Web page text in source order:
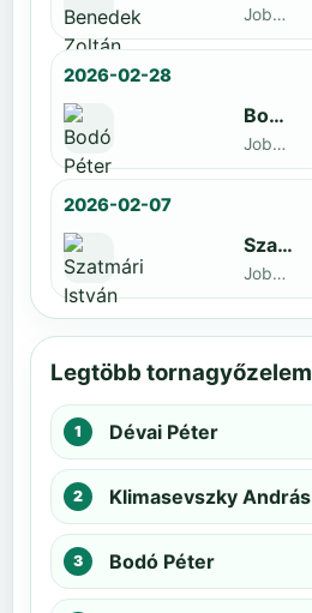
Jobbak · döntős: id. Benedek Zoltán
2026-02-28
Bodó Péter
Jobbak · döntős: Kocsó Sándor
2026-02-07
Szatmári István
Jobbak · döntős: Kiss Barnabás
Legtöbb tornagyőzelem
Dévai Péter
Klimasevszky András
Bodó Péter